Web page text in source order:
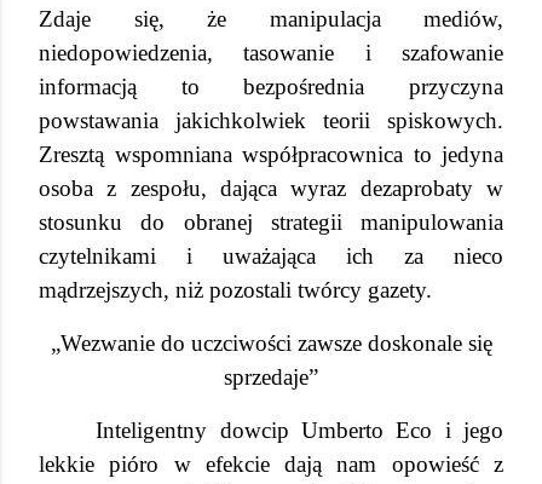
Zdaje się, że manipulacja mediów,
niedopowiedzenia, tasowanie i szafowanie
informacją to bezpośrednia przyczyna
powstawania jakichkolwiek teorii spiskowych.
Zresztą wspomniana współpracownica to jedyna
osoba z zespołu, dająca wyraz dezaprobaty w
stosunku do obranej strategii manipulowania
czytelnikami i uważająca ich za nieco
mądrzejszych, niż pozostali twórcy gazety.
„Wezwanie do uczciwości zawsze doskonale się
sprzedaje”
Inteligentny dowcip Umberto Eco i jego
lekkie pióro w efekcie dają nam opowieść z